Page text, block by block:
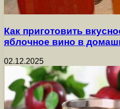
Как приготовить
яблочное вино в
02.12.2025